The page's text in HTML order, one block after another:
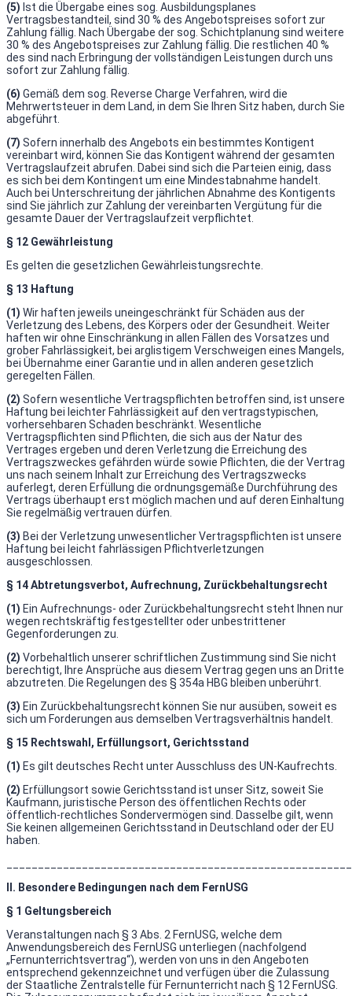
(5) Ist die Übergabe eines sog. Ausbildungsplanes
Vertragsbestandteil, sind 30 % des Angebotspreises sofort zur
Zahlung fällig. Nach Übergabe der sog. Schichtplanung sind weitere
30 % des Angebotspreises zur Zahlung fällig. Die restlichen 40 %
des sind nach Erbringung der vollständigen Leistungen durch uns
sofort zur Zahlung fällig.
(6) Gemäß dem sog. Reverse Charge Verfahren, wird die
Mehrwertsteuer in dem Land, in dem Sie Ihren Sitz haben, durch Sie
abgeführt.
(7) Sofern innerhalb des Angebots ein bestimmtes Kontigent
vereinbart wird, können Sie das Kontigent während der gesamten
Vertragslaufzeit abrufen. Dabei sind sich die Parteien einig, dass
es sich bei dem Kontingent um eine Mindestabnahme handelt.
Auch bei Unterschreitung der jährlichen Abnahme des Kontigents
sind Sie jährlich zur Zahlung der vereinbarten Vergütung für die
gesamte Dauer der Vertragslaufzeit verpflichtet.
§ 12 Gewährleistung
Es gelten die gesetzlichen Gewährleistungsrechte.
§ 13 Haftung
(1) Wir haften jeweils uneingeschränkt für Schäden aus der
Verletzung des Lebens, des Körpers oder der Gesundheit. Weiter
haften wir ohne Einschränkung in allen Fällen des Vorsatzes und
grober Fahrlässigkeit, bei arglistigem Verschweigen eines Mangels,
bei Übernahme einer Garantie und in allen anderen gesetzlich
geregelten Fällen.
(2) Sofern wesentliche Vertragspflichten betroffen sind, ist unsere
Haftung bei leichter Fahrlässigkeit auf den vertragstypischen,
vorhersehbaren Schaden beschränkt. Wesentliche
Vertragspflichten sind Pflichten, die sich aus der Natur des
Vertrages ergeben und deren Verletzung die Erreichung des
Vertragszweckes gefährden würde sowie Pflichten, die der Vertrag
uns nach seinem Inhalt zur Erreichung des Vertragszwecks
auferlegt, deren Erfüllung die ordnungsgemäße Durchführung des
Vertrags überhaupt erst möglich machen und auf deren Einhaltung
Sie regelmäßig vertrauen dürfen.
(3) Bei der Verletzung unwesentlicher Vertragspflichten ist unsere
Haftung bei leicht fahrlässigen Pflichtverletzungen
ausgeschlossen.
§ 14 Abtretungsverbot, Aufrechnung, Zurückbehaltungsrecht
(1) Ein Aufrechnungs- oder Zurückbehaltungsrecht steht Ihnen nur
wegen rechtskräftig festgestellter oder unbestrittener
Gegenforderungen zu.
(2) Vorbehaltlich unserer schriftlichen Zustimmung sind Sie nicht
berechtigt, Ihre Ansprüche aus diesem Vertrag gegen uns an Dritte
abzutreten. Die Regelungen des § 354a HBG bleiben unberührt.
(3) Ein Zurückbehaltungsrecht können Sie nur ausüben, soweit es
sich um Forderungen aus demselben Vertragsverhältnis handelt.
§ 15 Rechtswahl, Erfüllungsort, Gerichtsstand
(1) Es gilt deutsches Recht unter Ausschluss des UN-Kaufrechts.
(2) Erfüllungsort sowie Gerichtsstand ist unser Sitz, soweit Sie
Kaufmann, juristische Person des öffentlichen Rechts oder
öffentlich-rechtliches Sondervermögen sind. Dasselbe gilt, wenn
Sie keinen allgemeinen Gerichtsstand in Deutschland oder der EU
haben.
II. Besondere Bedingungen nach dem FernUSG
§ 1 Geltungsbereich
Veranstaltungen nach § 3 Abs. 2 FernUSG, welche dem
Anwendungsbereich des FernUSG unterliegen (nachfolgend
„Fernunterrichtsvertrag“), werden von uns in den Angeboten
entsprechend gekennzeichnet und verfügen über die Zulassung
der Staatliche Zentralstelle für Fernunterricht nach § 12 FernUSG.